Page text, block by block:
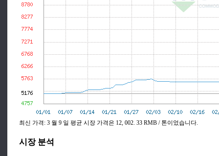
최신 가격: 3 월 9 일 평균 시장 가격은 12, 002. 33 RMB / 톤이었습니다.
시장 분석